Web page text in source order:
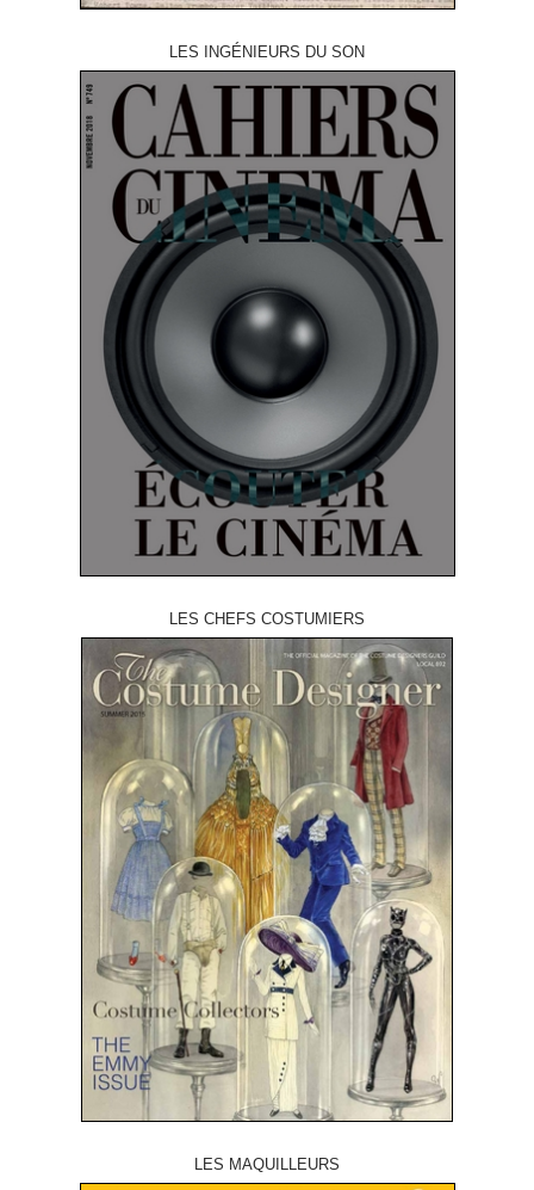
LES INGÉNIEURS DU SON
LES CHEFS COSTUMIERS
LES MAQUILLEURS